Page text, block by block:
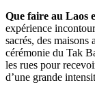
Que faire au Laos
expérience
sacrés, des maisons
cérémonie du Tak
les rues pour
d’une grande